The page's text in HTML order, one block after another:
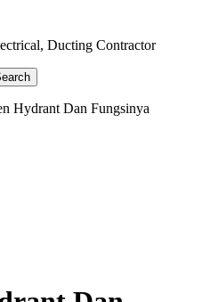
Ducting Contractor
Hydrant Dan Fungsinya